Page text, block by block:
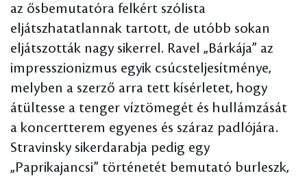
az ősbemutatóra felkért szólista
eljátszhatatlannak tartott, de utóbb sokan
eljátszották nagy sikerrel. Ravel „Bárkája” az
impresszionizmus egyik csúcsteljesítménye,
melyben a szerző arra tett kísérletet, hogy
átültesse a tenger víztömegét és hullámzását
a koncertterem egyenes és száraz padlójára.
Stravinsky sikerdarabja pedig egy
„Paprikajancsi” történetét bemutató burleszk,